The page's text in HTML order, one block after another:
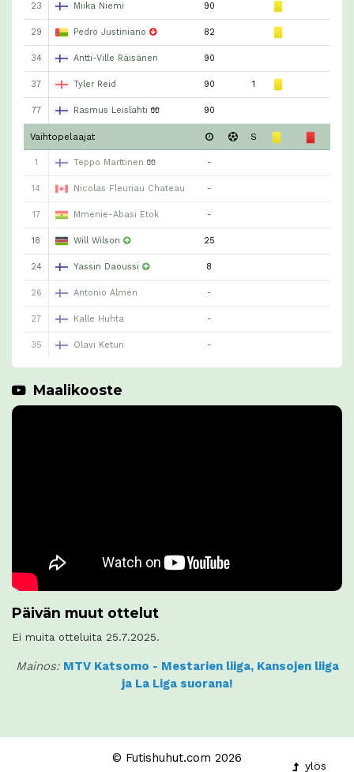
23 Miika Niemi 90
29 Pedro Justiniano 82
34 Antti-Ville Räisänen 90
37 Tyler Reid 90 1
77 Rasmus Leislahti 🧤 90
Vaihtopelaajat S
1 Teppo Marttinen 🧤 -
14 Nicolas Fleuriau Chateau -
17 Mmenie-Abasi Etok -
18 Will Wilson 25
24 Yassin Daoussi 8
26 Antonio Almén -
27 Kalle Huhta -
35 Olavi Keturi -
Maalikooste
Päivän muut ottelut
Ei muita otteluita 25.7.2025.
Mainos: MTV Katsomo - Mestarien liiga, Kansojen liiga
ja La Liga suorana!
ylös
© Futishuhut.com 2026